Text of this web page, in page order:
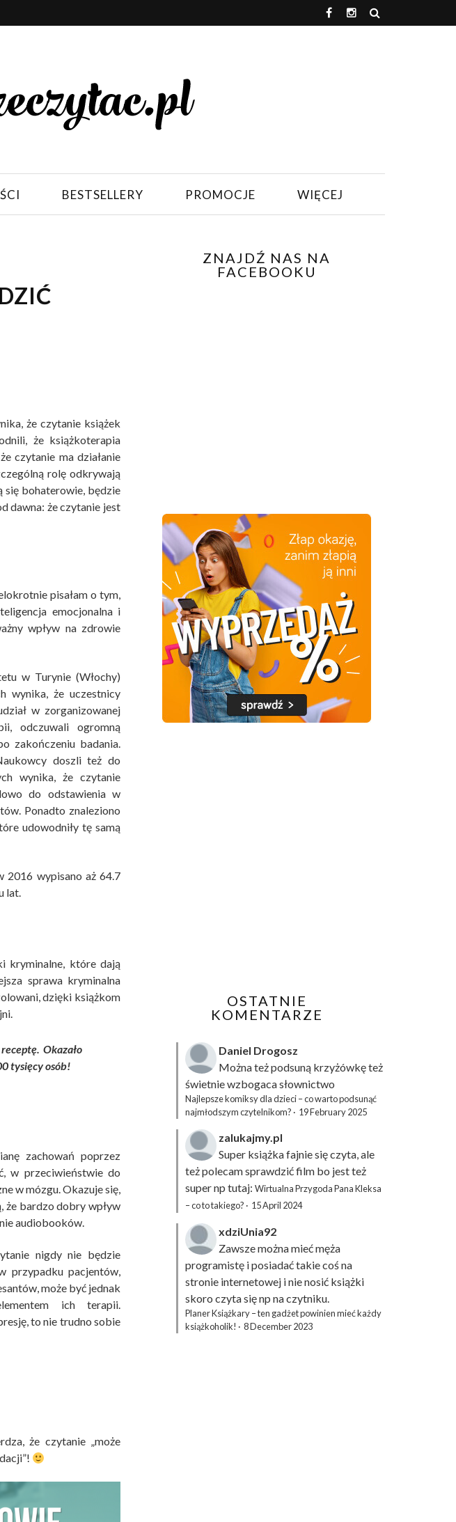
BESTSELLERY PROMOCJE WIĘCEJ
że czytanie książek
że książkoterapia
czytanie ma działanie
rolę odkrywają
się bohaterowie, będzie
dawna: że czytanie jest
pisałam o tym,
emocjonalna i
wpływ na zdrowie
w Turynie (Włochy)
wynika, że uczestnicy
w zorganizowanej
odczuwali ogromną
zakończeniu badania.
doszli też do
wynika, że czytanie
do odstawienia w
Ponadto znaleziono
udowodniły tę samą
2016 wypisano aż 64.7
lat.
kryminalne, które dają
sprawa kryminalna
dzięki książkom
Okazało
tysięcy osób!
zachowań poprzez
w przeciwieństwie do
w mózgu. Okazuje się,
że bardzo dobry wpływ
audiobooków.
nigdy nie będzie
przypadku pacjentów,
może być jednak
ich terapii.
to nie trudno sobie
że czytanie „może
ZNAJDŹ NAS NA
FACEBOOKU
OSTATNIE
KOMENTARZE
Daniel Drogosz
Można też podsuną krzyżówkęteż
świetnie wzbogaca słownictwo
Najlepsze komiksy dla dzieci – co warto podsunąć
najmłodszym czytelnikom? · 19 February 2025
zalukajmy.pl
Super książka fajnie się czyta, ale
też polecam sprawdzić film bo jest też
super np tutaj: Wirtualna Przygoda Pana Kleksa
– co to takiego? · 15 April 2024
xdziUnia92
Zawsze można mieć męża
programistę i posiadać takie coś na
stronie internetowej i nie nosić książki
skoro czyta się np na czytniku.
Planer Książkary – ten gadżet powinien mieć każdy
książkoholik! · 8 December 2023